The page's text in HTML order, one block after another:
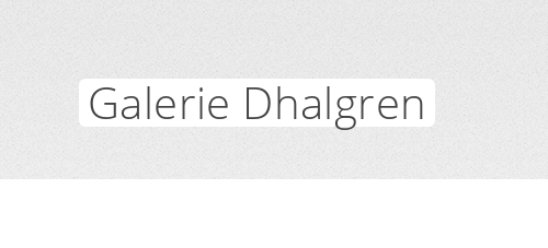
Galerie Dhalgren